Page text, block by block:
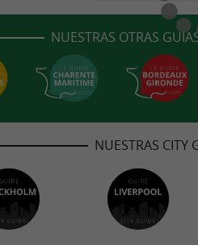
NUESTRAS OTRAS
NUESTRAS CITY